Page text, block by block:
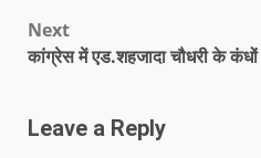
Next
कांग्रेस में एड.शहजादा चौधरी के कंधों
Leave a Reply